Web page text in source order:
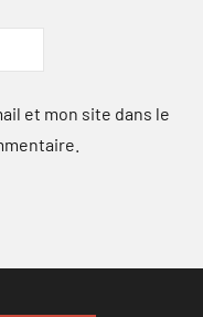
et mon site dans le